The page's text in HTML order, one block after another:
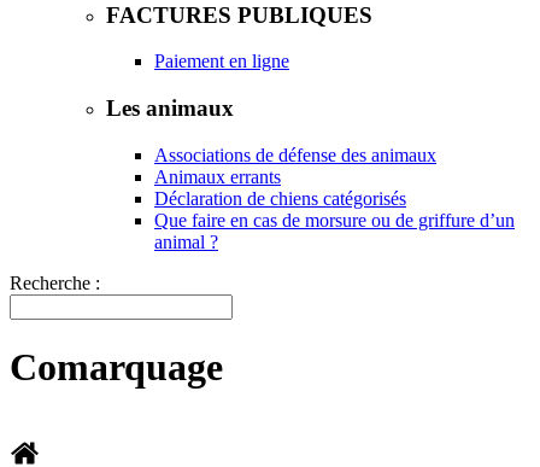
FACTURES PUBLIQUES
Paiement en ligne
Les animaux
Associations de défense des animaux
Animaux errants
Déclaration de chiens catégorisés
Que faire en cas de morsure ou de griffure d’un
animal ?
Recherche :
Comarquage